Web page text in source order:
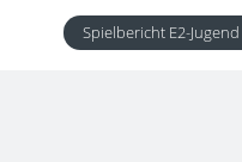
Spielbericht E2-Jugend